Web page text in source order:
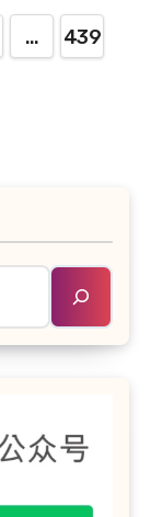
… 439